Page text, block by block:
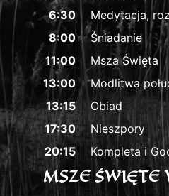
6:30
Medytacja,
8:00
Śniadanie
11:00
Msza Święta
13:00
Modlitwa
13:15
Obiad
17:30
Nieszpory
20:15
Kompleta i
MSZE ŚWIĘTE